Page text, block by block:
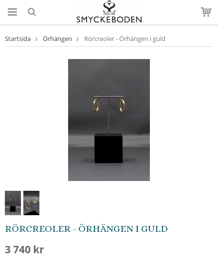
Startsida Örhängen Rörcreoler - Örhängen i guld
RÖRCREOLER - ÖRHÄNGEN I GULD
3 740 kr